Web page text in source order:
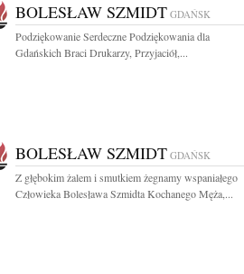
BOLESŁAW SZMIDT GDAŃSK
Podziękowanie Serdeczne Podziękowania dla
Gdańskich Braci Drukarzy, Przyjaciół,...
BOLESŁAW SZMIDT GDAŃSK
Z głębokim żalem i smutkiem żegnamy wspaniałego
Człowieka Bolesława Szmidta Kochanego Męża,...